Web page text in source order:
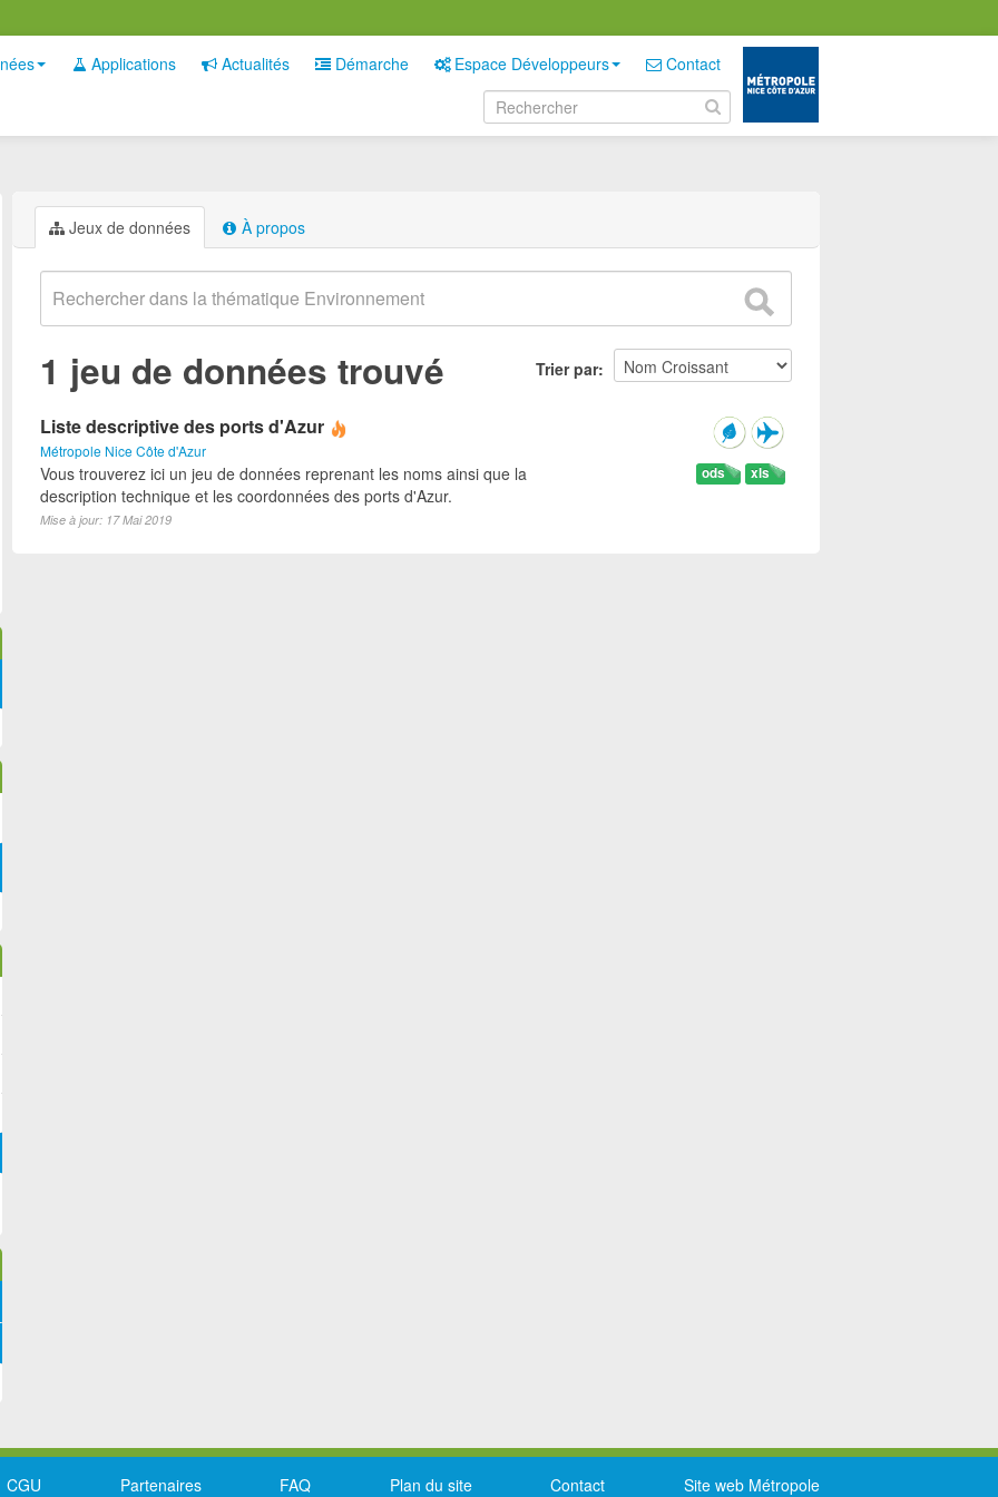
Applications Actualités Démarche Espace Développeurs Contact
Jeux de données À propos
Trier par
1 jeu de données trouvé
Liste descriptive des ports d'Azur
Métropole Nice Côte d'Azur
xls
ods
Vous trouverez ici un jeu de données reprenant les noms ainsi que la
description technique et les coordonnées des ports d'Azur.
Mise à jour: 17 Mai 2019
CGU Partenaires FAQ Plan du site Contact Site web Métropole